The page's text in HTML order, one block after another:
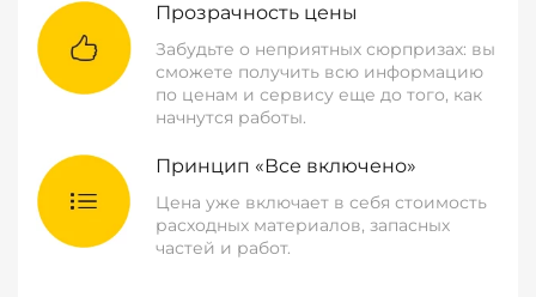
Прозрачность цены
Забудьте о неприятных сюрпризах: вы
сможете получить всю информацию
по ценам и сервису еще до того, как
начнутся работы.
Принцип «Все включено»
Цена уже включает в себя стоимость
расходных материалов, запасных
частей и работ.